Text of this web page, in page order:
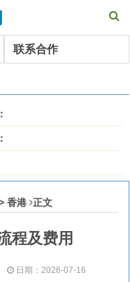
联系合作
香港 正文
程及费用
日期：2026-07-16